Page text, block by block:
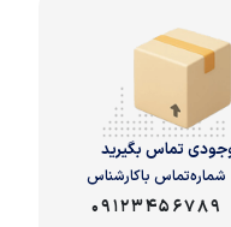
تماس بگیرید
شماره‌تماس‌ با‌کارشناس
09123456789